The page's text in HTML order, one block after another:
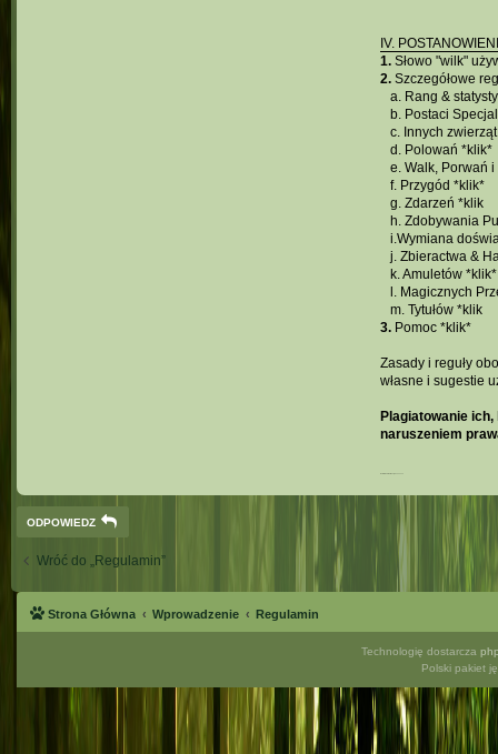
IV.
1.Słowo "wilk"
2.Szczegółowe
a. Rang &
b. Postaci
c. Innych
d. Polowań *klik*
e. Walk, Porwań
f. Przygód *klik*
g. Zdarzeń *klik
h. Zdobywania
i.Wymiana
j. Zbieractwa &
k. Amuletów *klik*
l. Magicznych
m. Tytułów *klik
3.Pomoc *klik*
Zasady i reguły
własne i sugestie
Plagiatowanie
naruszeniem
ODPOWIEDZ
Wróć do „Regulamin”
Strona Główna Wprowadzenie Regulamin
Technologię dostarcza
Polski pakiet